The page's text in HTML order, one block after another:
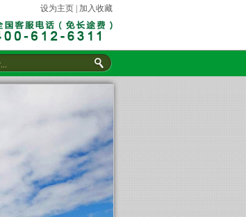
设为主页 加入收藏